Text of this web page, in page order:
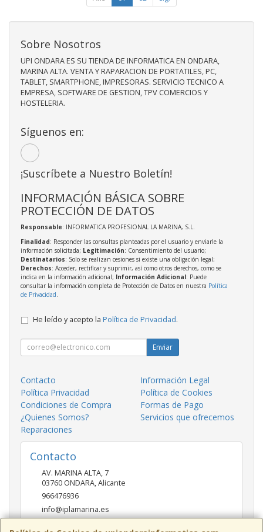
Sobre Nosotros
UPI ONDARA ES SU TIENDA DE INFORMATICA EN ONDARA,
MARINA ALTA. VENTA Y RAPARACION DE PORTATILES, PC,
TABLET, SMARTPHONE, IMPRESORAS. SERVICIO TECNICO A
EMPRESA, SOFTWARE DE GESTION, TPV COMERCIOS Y
HOSTELERIA.
Síguenos en:
¡Suscríbete a Nuestro Boletín!
INFORMACIÓN BÁSICA SOBRE
PROTECCIÓN DE DATOS
Responsable: INFORMATICA PROFESIONAL LA MARINA, S.L.
Finalidad: Responder las consultas planteadas por el usuario y enviarle la
información solicitada; Legitimación: Consentimiento del usuario;
Destinatarios: Solo se realizan cesiones si existe una obligación legal;
Derechos: Acceder, rectificar y suprimir, así como otros derechos, como se
indica en la información adicional; Información Adicional: Puede
consultar la información completa de Protección de Datos en nuestra Política
de Privacidad.
He leído y acepto la Política de Privacidad.
Enviar
Contacto
Información Legal
Política Privacidad
Política de Cookies
Condiciones de Compra
Formas de Pago
¿Quienes Somos?
Servicios que ofrecemos
Reparaciones
Contacto
AV. MARINA ALTA, 7
03760 ONDARA,Alicante
966476936
info@iplamarina.es